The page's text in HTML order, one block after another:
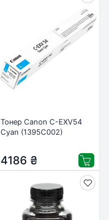
Тонер Canon C-EXV54
Cyan (1395C002)
4186 ₴